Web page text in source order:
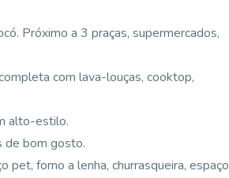
Próximo a 3 praças, supermercados,
com lava-louças, cooktop,
alto-estilo.
de bom gosto.
pet, forno a lenha, churrasqueira, espaço